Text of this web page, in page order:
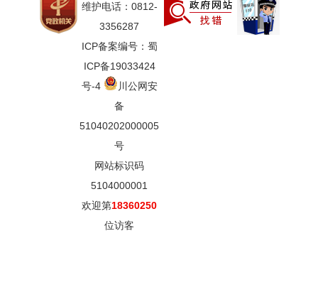
维护电话：0812-
3356287
ICP备案编号：蜀
ICP备19033424
号-4
川公网安
备
51040202000005
号
网站标识码
5104000001
欢迎第18360250
位访客